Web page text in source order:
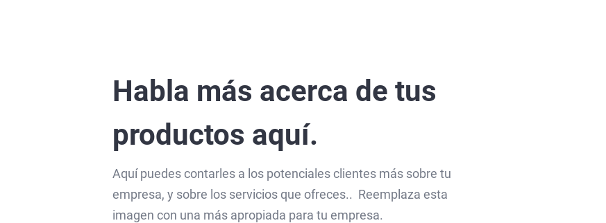
Habla más acerca de tus
productos aquí.
Aquí puedes contarles a los potenciales clientes más sobre tu
empresa, y sobre los servicios que ofreces.. Reemplaza esta
imagen con una más apropiada para tu empresa.